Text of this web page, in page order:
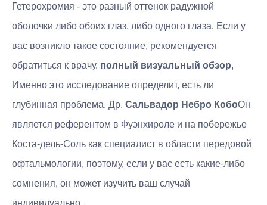
Гетерохромия - это разный оттенок радужной
оболочки либо обоих глаз, либо одного глаза. Если у
вас возникло такое состояние, рекомендуется
обратиться к врачу. полный визуальный обзор,
Именно это исследование определит, есть ли
глубинная проблема. Др. Сальвадор Небро КобоОн
является референтом в Фуэнхироле и на побережье
Коста-дель-Соль как специалист в области передовой
офтальмологии, поэтому, если у вас есть какие-либо
сомнения, он может изучить ваш случай
индивидуально.